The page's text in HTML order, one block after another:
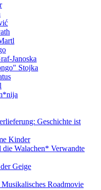
Janoska
Stojka
Geschichte ist
Kinder
die Walachen* Verwandte
Geige
Roadmovie